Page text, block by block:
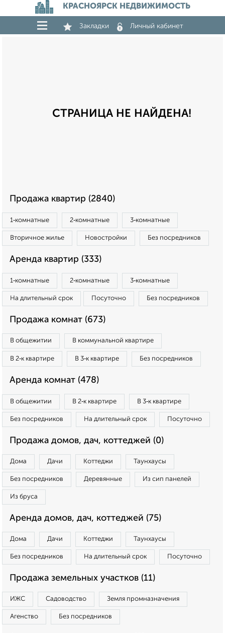
КРАСНОЯРСК НЕДВИЖИМОСТЬ
Закладки Личный кабинет
СТРАНИЦА НЕ НАЙДЕНА!
Продажа квартир (2840)
1‑комнатные 2‑комнатные 3‑комнатные
Вторичное жилье Новостройки Без посредников
Аренда квартир (333)
1‑комнатные 2‑комнатные 3‑комнатные
На длительный срок Посуточно Без посредников
Продажа комнат (673)
В общежитии В коммунальной квартире
В 2‑к квартире В 3‑к квартире Без посредников
Аренда комнат (478)
В общежитии В 2‑к квартире В 3‑к квартире
Без посредников На длительный срок Посуточно
Продажа домов, дач, коттеджей (0)
Дома Дачи Коттеджи Таунхаусы
Без посредников Деревянные Из сип панелей
Из бруса
Аренда домов, дач, коттеджей (75)
Дома Дачи Коттеджи Таунхаусы
Без посредников На длительный срок Посуточно
Продажа земельных участков (11)
ИЖС Садоводство Земля промназначения
Агенство Без посредников